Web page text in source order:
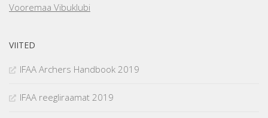
Vooremaa Vibuklubi
VIITED
IFAA Archers Handbook 2019
IFAA reegliraamat 2019